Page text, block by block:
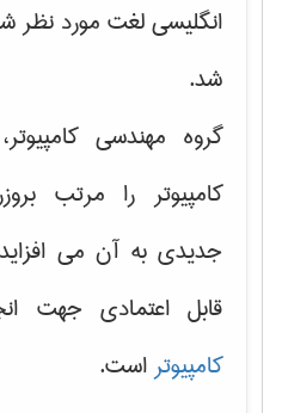
انگلیسی لغت مورد نظر
شد.
گروه مهندسی
کامپیوتر را مرتب
جدیدی به آن می
قابل اعتمادی جهت
کامپیوتراست.